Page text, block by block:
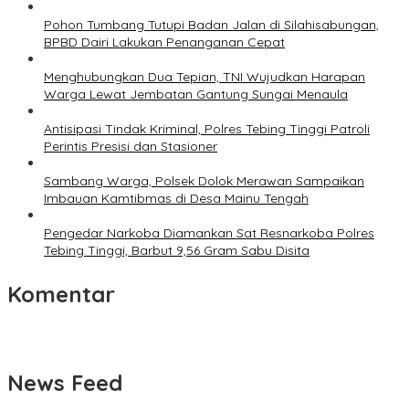
Pohon Tumbang Tutupi Badan Jalan di Silahisabungan,
BPBD Dairi Lakukan Penanganan Cepat
Menghubungkan Dua Tepian, TNI Wujudkan Harapan
Warga Lewat Jembatan Gantung Sungai Menaula
Antisipasi Tindak Kriminal, Polres Tebing Tinggi Patroli
Perintis Presisi dan Stasioner
Sambang Warga, Polsek Dolok Merawan Sampaikan
Imbauan Kamtibmas di Desa Mainu Tengah
Pengedar Narkoba Diamankan Sat Resnarkoba Polres
Tebing Tinggi, Barbut 9,56 Gram Sabu Disita
Komentar
News Feed